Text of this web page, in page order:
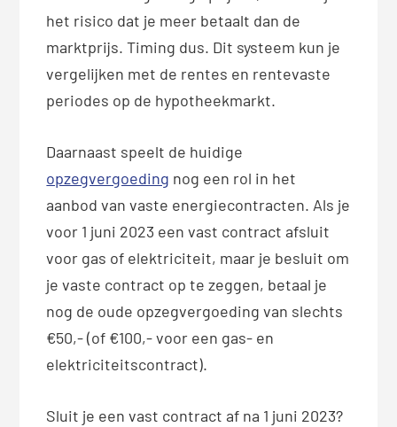
het risico dat je meer betaalt dan de
marktprijs. Timing dus. Dit systeem kun je
vergelijken met de rentes en rentevaste
periodes op de hypotheekmarkt.
Daarnaast speelt de huidige
opzegvergoeding nog een rol in het
aanbod van vaste energiecontracten. Als je
voor 1 juni 2023 een vast contract afsluit
voor gas of elektriciteit, maar je besluit om
je vaste contract op te zeggen, betaal je
nog de oude opzegvergoeding van slechts
€50,- (of €100,- voor een gas- en
elektriciteitscontract).
Sluit je een vast contract af na 1 juni 2023?